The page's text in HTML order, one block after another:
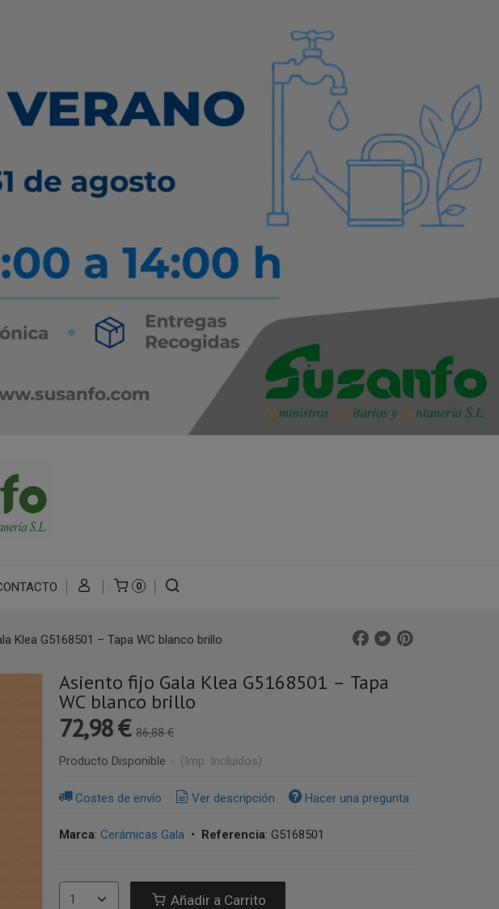
0
Klea G5168501 – Tapa WC blanco brillo
Asiento fijo Gala Klea G5168501 – Tapa
WC blanco brillo
72,98 € 86,88 €
Producto Disponible - (Imp. Incluidos)
Costes de envío Ver descripción Hacer una pregunta
Marca: Cerámicas Gala • Referencia: G5168501
Añadir a Carrito